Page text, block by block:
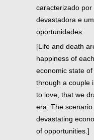
caracterizado
devastadora e
oportunidades.
[Life and death
happiness of
economic state
through a couple
to love, that we
era. The
devastating
of opportunities.]